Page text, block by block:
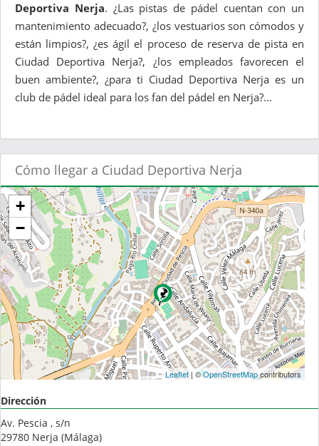
Deportiva Nerja. ¿Las pistas de pádel cuentan con un
mantenimiento adecuado?, ¿los vestuarios son cómodos y
están limpios?, ¿es ágil el proceso de reserva de pista en
Ciudad Deportiva Nerja?, ¿los empleados favorecen el
buen ambiente?, ¿para ti Ciudad Deportiva Nerja es un
club de pádel ideal para los fan del pádel en Nerja?...
Cómo llegar a Ciudad Deportiva Nerja
+
−
Leaflet| ©OpenStreetMapcontributors
Dirección
Av. Pescia , s/n
29780 Nerja (Málaga)